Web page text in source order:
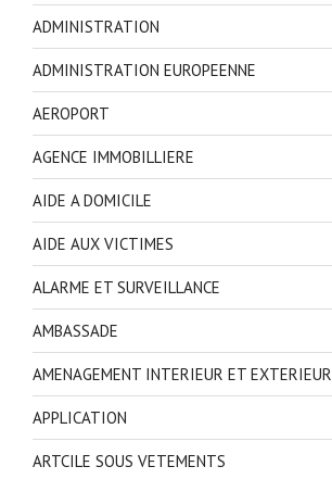
ADMINISTRATION
ADMINISTRATION EUROPEENNE
AEROPORT
AGENCE IMMOBILLIERE
AIDE A DOMICILE
AIDE AUX VICTIMES
ALARME ET SURVEILLANCE
AMBASSADE
AMENAGEMENT INTERIEUR ET EXTERIEUR
APPLICATION
ARTCILE SOUS VETEMENTS